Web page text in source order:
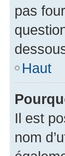
pas
Haut
Il est
nom